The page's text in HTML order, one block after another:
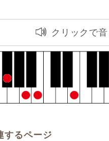
クリックで
するページ